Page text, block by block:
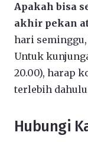
Apakah bisa
akhir pekan
hari seminggu,
Untuk
20.00), harap
terlebih
Hubungi